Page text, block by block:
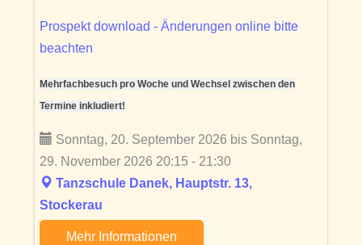
Prospekt download - Änderungen online bitte
beachten
Mehrfachbesuch pro Woche und Wechsel zwischen den
Termine inkludiert!
Sonntag, 20. September 2026 bis Sonntag,
29. November 2026 20:15 - 21:30
Tanzschule Danek, Hauptstr. 13,
Stockerau
Mehr Informationen